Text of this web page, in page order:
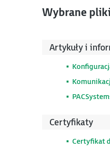
Wybrane
Artykuły i
Certyfikaty
Certyfikat